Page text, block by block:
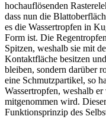
hochauflösenden
dass nun die
es die Wassertropfen in
Form ist. Die
Spitzen, weshalb sie mit
Kontaktfläche besitzen
bleiben, sondern darüber
eine Schmutzpartikel, so
Wassertropfen, weshalb
mitgenommen wird.
Funktionsprinzip des